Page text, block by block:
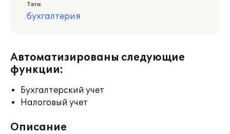
Теги
бухгалтерия
Автоматизированы следующие
функции:
Бухгалтерский учет
Налоговый учет
Описание